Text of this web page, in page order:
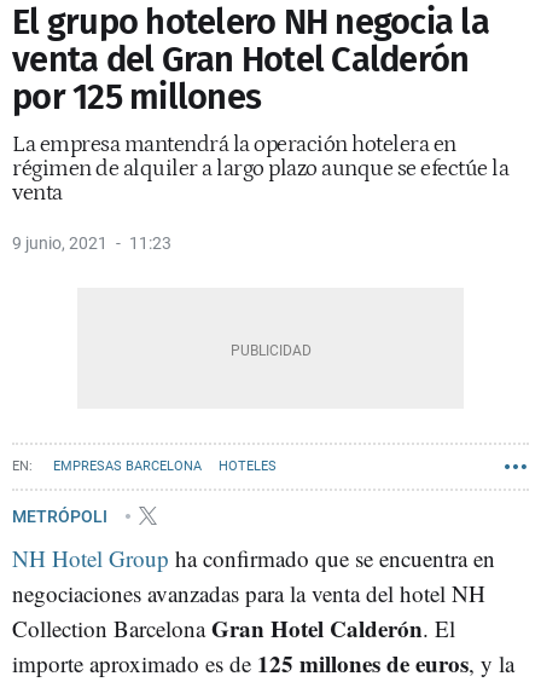
El grupo hotelero NH negocia la
venta del Gran Hotel Calderón
por 125 millones
La empresa mantendrá la operación hotelera en
régimen de alquiler a largo plazo aunque se efectúe la
venta
9 junio, 2021 11:23
EMPRESAS BARCELONA HOTELES
L'ANTIGA ESQUERRA DE L'EIXAMPLE
METRÓPOLI
NH Hotel Group ha confirmado que se encuentra en
negociaciones avanzadas para la venta del hotel NH
Collection BarcelonaGran Hotel Calderón. El
importe aproximado es de 125 millones de euros, y la